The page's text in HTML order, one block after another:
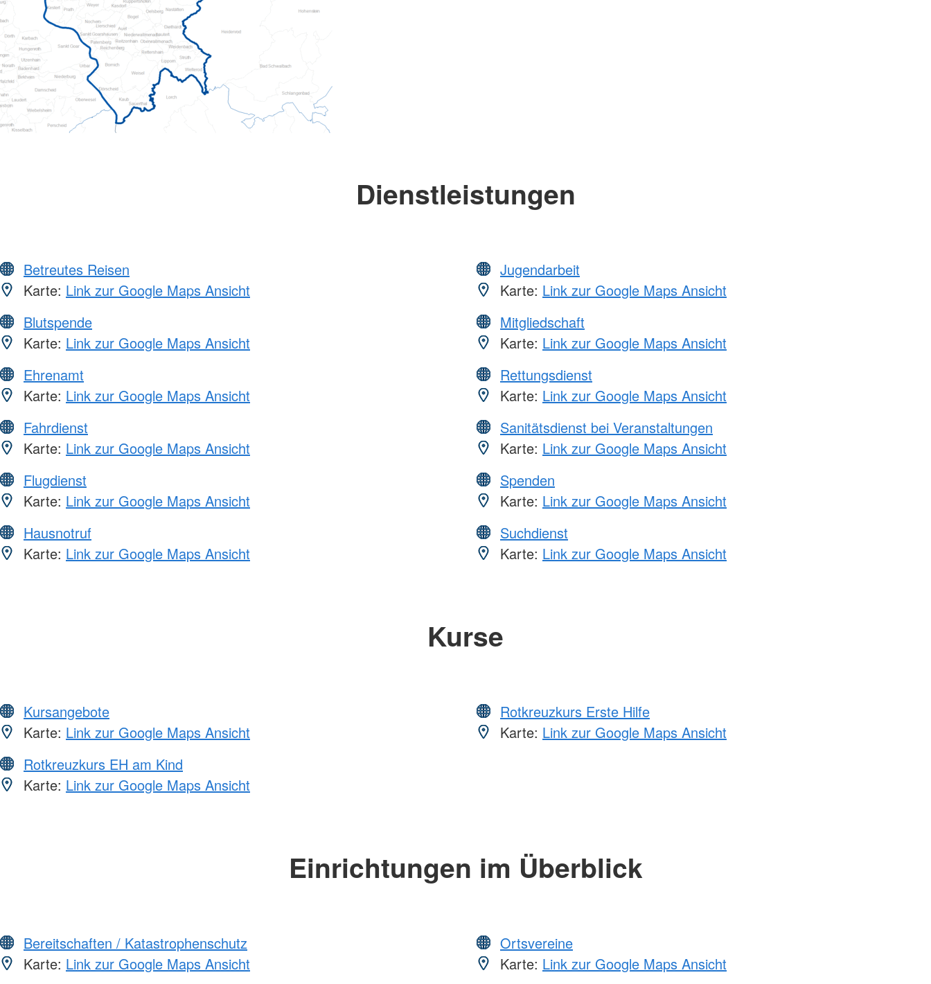
Dienstleistungen
Betreutes Reisen
Karte: Link zur Google Maps Ansicht
Blutspende
Karte: Link zur Google Maps Ansicht
Ehrenamt
Karte: Link zur Google Maps Ansicht
Fahrdienst
Karte: Link zur Google Maps Ansicht
Flugdienst
Karte: Link zur Google Maps Ansicht
Hausnotruf
Karte: Link zur Google Maps Ansicht
Jugendarbeit
Karte: Link zur Google Maps Ansicht
Mitgliedschaft
Karte: Link zur Google Maps Ansicht
Rettungsdienst
Karte: Link zur Google Maps Ansicht
Sanitätsdienst bei Veranstaltungen
Karte: Link zur Google Maps Ansicht
Spenden
Karte: Link zur Google Maps Ansicht
Suchdienst
Karte: Link zur Google Maps Ansicht
Kurse
Kursangebote
Karte: Link zur Google Maps Ansicht
Rotkreuzkurs EH am Kind
Karte: Link zur Google Maps Ansicht
Rotkreuzkurs Erste Hilfe
Karte: Link zur Google Maps Ansicht
Einrichtungen im Überblick
Bereitschaften / Katastrophenschutz
Karte: Link zur Google Maps Ansicht
Ortsvereine
Karte: Link zur Google Maps Ansicht